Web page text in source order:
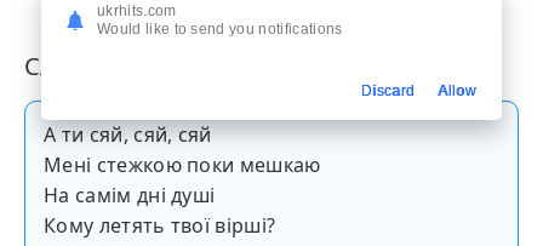
Слова пісні
А ти сяй, сяй, сяй
Мені стежкою поки мешкаю
На самім дні душі
Кому летять твої вірші?
ukrhits.com
Would like to send you notifications
Discard Allow